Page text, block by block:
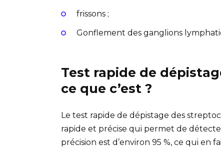
frissons ;
Gonflement des ganglions
Test rapide de
ce que c’est ?
Le test rapide de dépistage des
rapide et précise qui permet de
précision est d’environ 95 %, ce qui en